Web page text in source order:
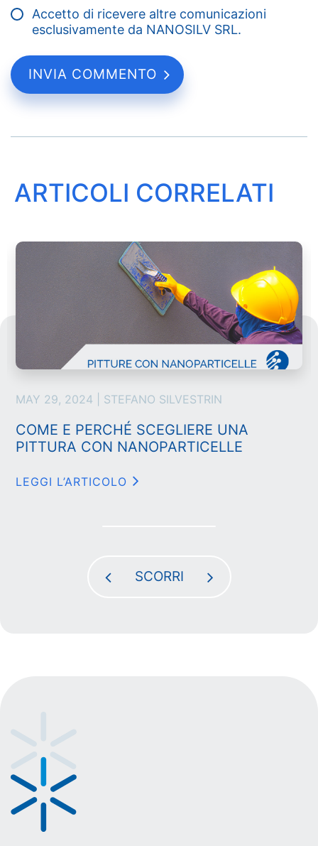
Accetto di ricevere altre comunicazioni
esclusivamente da NANOSILV SRL.
ARTICOLI CORRELATI
MAY 29, 2024 | STEFANO SILVESTRIN
COME E PERCHÉ SCEGLIERE UNA
PITTURA CON NANOPARTICELLE
LEGGI L’ARTICOLO
SCORRI